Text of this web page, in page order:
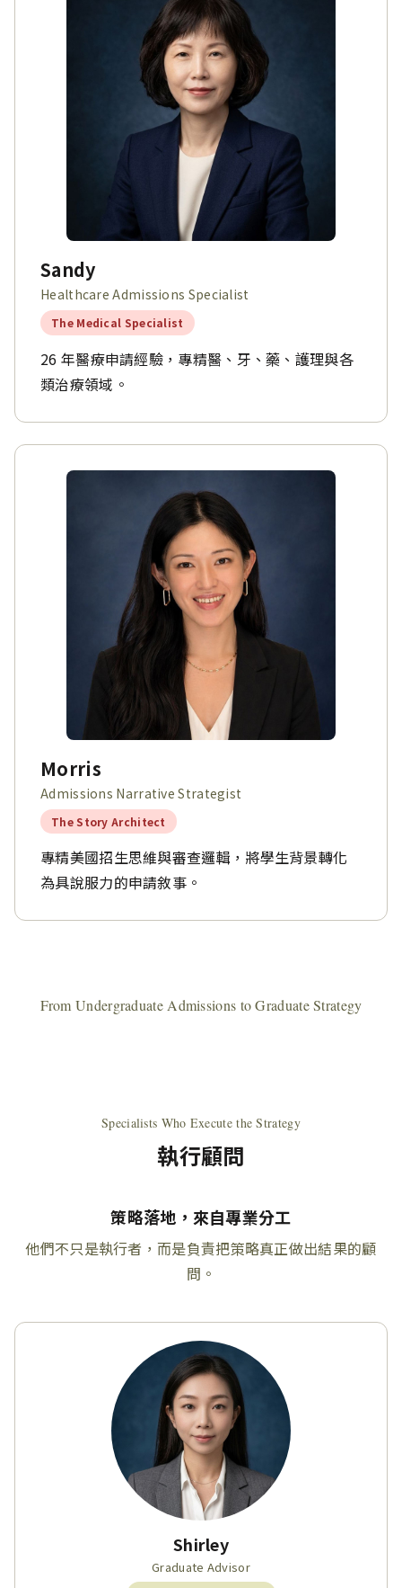
Sandy
Healthcare Admissions Specialist
The Medical Specialist
26 年醫療申請經驗，專精醫、牙、藥、護理與各
類治療領域。
Morris
Admissions Narrative Strategist
The Story Architect
專精美國招生思維與審查邏輯，將學生背景轉化
為具說服力的申請敘事。
From Undergraduate Admissions to Graduate Strategy
Specialists Who Execute the Strategy
執行顧問
策略落地，來自專業分工
他們不只是執行者，而是負責把策略真正做出結果的顧
問。
Shirley
Graduate Advisor